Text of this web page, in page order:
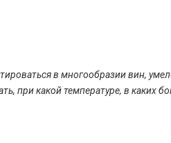
в многообразии вин,
при какой температуре, в каких